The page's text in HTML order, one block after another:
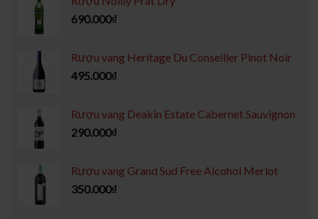
690.000₫
Rượu vang Heritage Du Conseiller Pinot Noir
495.000₫
Rượu vang Deakin Estate Cabernet Sauvignon
290.000₫
Rượu vang Grand Sud Free Alcohol Merlot
350.000₫